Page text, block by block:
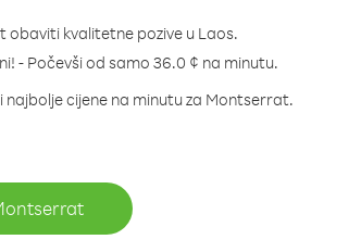
obaviti kvalitetne pozive u Laos.
- Počevši od samo 36.0 ¢ na minutu.
cijene na minutu za Montserrat.